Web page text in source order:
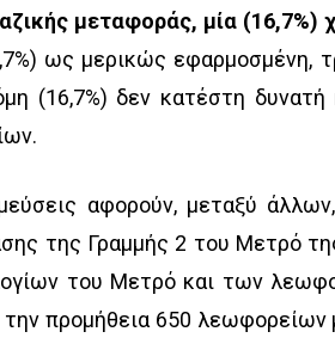
μεταφοράς, μία
ως μερικώς εφαρμοσμένη,
(16,7%) δεν κατέστη
αφορούν, μεταξύ
της Γραμμής 2 του Μετρό
του Μετρό και των
την προμήθεια 650